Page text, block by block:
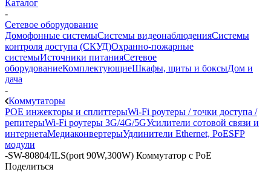
Каталог
-
Сетевое оборудование
Домофонные системыСистемы видеонаблюденияСистемы
контроля доступа (СКУД)Охранно-пожарные
системыИсточники питанияСетевое
оборудованиеКомплектующиеШкафы, щиты и боксыДом и
дача
-
Коммутаторы
POE инжекторы и сплиттерыWi-Fi роутеры / точки доступа /
репитерыWi-Fi роутеры 3G/4G/5GУсилители сотовой связи и
интернетаМедиаконвертерыУдлинители Ethernet, PoESFP
модули
-SW-80804/ILS(port 90W,300W) Коммутатор с PoE
Поделиться